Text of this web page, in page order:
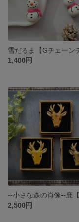
1,400円
2,500円